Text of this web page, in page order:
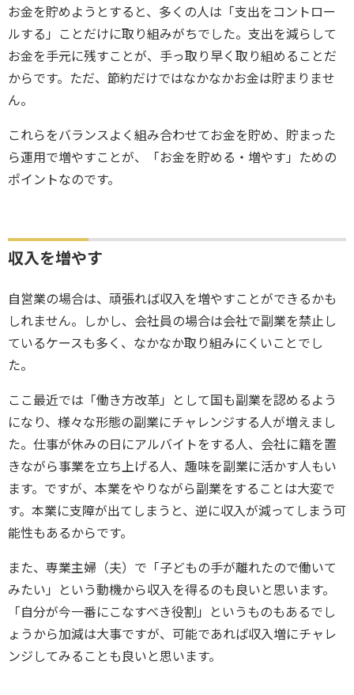
お金を貯めようとすると、多くの人は「支出をコントロー
ルする」ことだけに取り組みがちでした。支出を減らして
お金を手元に残すことが、手っ取り早く取り組めることだ
からです。ただ、節約だけではなかなかお金は貯まりませ
ん。
これらをバランスよく組み合わせてお金を貯め、貯まった
ら運用で増やすことが、「お金を貯める・増やす」ための
ポイントなのです。
収入を増やす
自営業の場合は、頑張れば収入を増やすことができるかも
しれません。しかし、会社員の場合は会社で副業を禁止し
ているケースも多く、なかなか取り組みにくいことでし
た。
ここ最近では「働き方改革」として国も副業を認めるよう
になり、様々な形態の副業にチャレンジする人が増えまし
た。仕事が休みの日にアルバイトをする人、会社に籍を置
きながら事業を立ち上げる人、趣味を副業に活かす人もい
ます。ですが、本業をやりながら副業をすることは大変で
す。本業に支障が出てしまうと、逆に収入が減ってしまう可
能性もあるからです。
また、専業主婦（夫）で「子どもの手が離れたので働いて
みたい」という動機から収入を得るのも良いと思います。
「自分が今一番にこなすべき役割」というものもあるでし
ょうから加減は大事ですが、可能であれば収入増にチャレ
ンジしてみることも良いと思います。